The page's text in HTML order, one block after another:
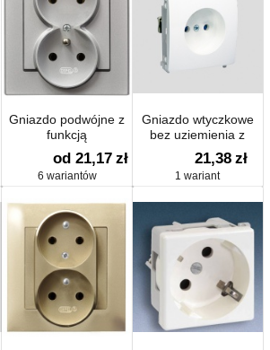
Gniazdo podwójne z
funkcją
niezamienności faz
od 21,17 zł
6 wariantów
Gniazdo wtyczkowe
bez uziemienia z
przesłonami torów
prądowych (moduł)
21,38 zł
1 wariant